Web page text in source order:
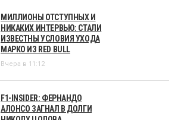
МИЛЛИОНЫ ОТСТУПНЫХ И
НИКАКИХ ИНТЕРВЬЮ: СТАЛИ
ИЗВЕСТНЫ УСЛОВИЯ УХОДА
МАРКО ИЗ RED BULL
Вчера в 11:12
F1-INSIDER: ФЕРНАНДО
АЛОНСО ЗАГНАЛ В ДОЛГИ